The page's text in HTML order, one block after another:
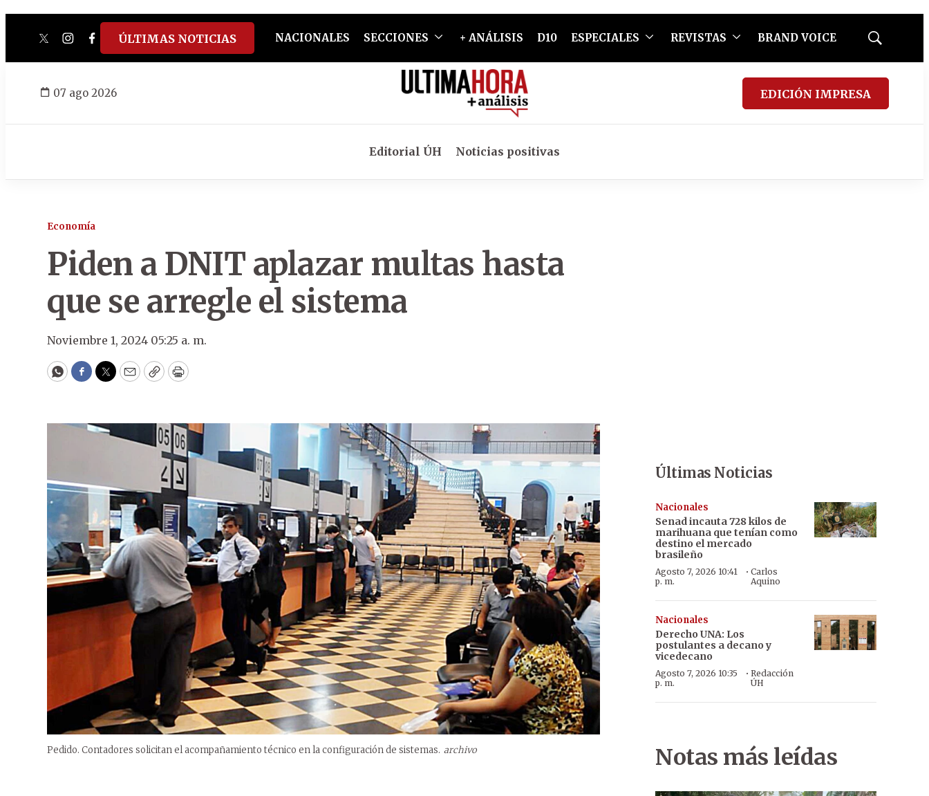
twitterinstagram
facebook
tiktokyoutube
spotify
ÚLTIMAS NOTICIAS NACIONALES SECCIONES + ANÁLISIS D10 ESPECIALES REVISTAS BRAND VOICE
Mostrar
07 ago 2026 EDICIÓN IMPRESA
Editorial ÚH Noticias positivas
Economía
Piden a DNIT aplazar multas hasta
que se arregle el sistema
Noviembre 1, 2024 05:25 a. m.
WhatsApp
Facebook
Twitter
EmailCopyPrint
Pedido. Contadores solicitan el acompañamiento técnico en la configuración de sistemas. archivo
Últimas Noticias
Nacionales
Senad incauta 728 kilos de
marihuana que tenían como
destino el mercado
brasileño
Agosto 7, 2026 10:41
p. m.
· Carlos
Aquino
Nacionales
Derecho UNA: Los
postulantes a decano y
vicedecano
Agosto 7, 2026 10:35
p. m.
·Redacción
ÚH
Notas más leídas